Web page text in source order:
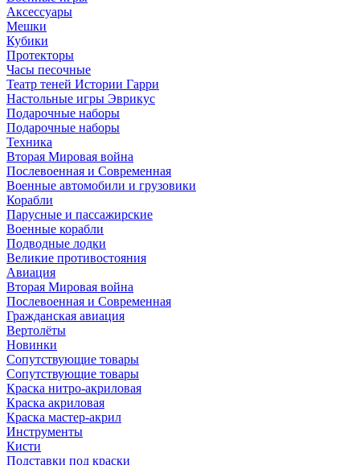
Аксессуары
Мешки
Кубики
Протекторы
Часы песочные
Театр теней Истории Гарри
Настольные игры Эврикус
Подарочные наборы
Подарочные наборы
Техника
Вторая Мировая война
Послевоенная и Современная
Военные автомобили и грузовики
Корабли
Парусные и пассажирские
Военные корабли
Подводные лодки
Великие противостояния
Авиация
Вторая Мировая война
Послевоенная и Современная
Гражданская авиация
Вертолёты
Новинки
Сопутствующие товары
Сопутствующие товары
Краска нитро-акриловая
Краска акриловая
Краска мастер-акрил
Инструменты
Кисти
Подставки под краски